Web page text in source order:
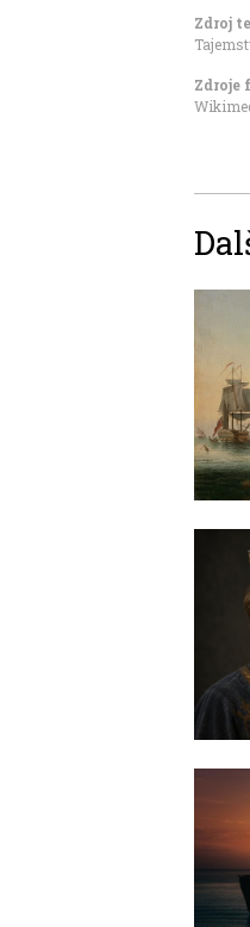
Zdroj
Zdroje